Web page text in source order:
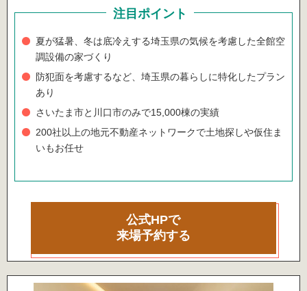
注目ポイント
夏が猛暑、冬は底冷えする埼玉県の気候を考慮した全館空
調設備の家づくり
防犯面を考慮するなど、埼玉県の暮らしに特化したプラン
あり
さいたま市と川口市のみで15,000棟の実績
200社以上の地元不動産ネットワークで土地探しや仮住ま
いもお任せ
公式HPで
来場予約する